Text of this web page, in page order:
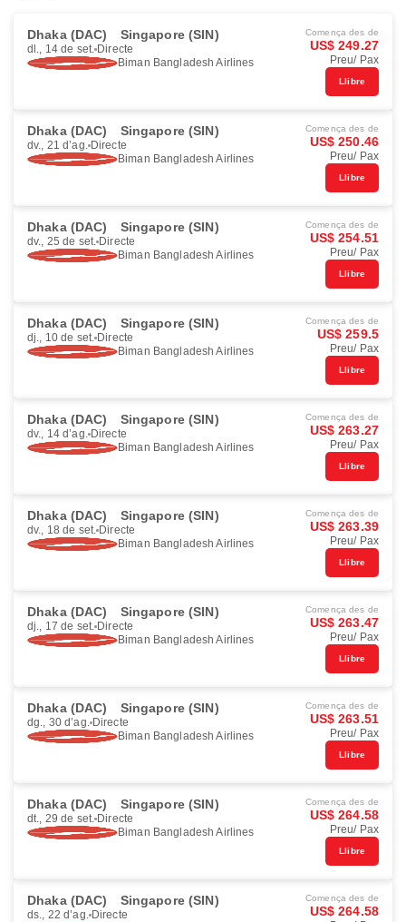
Dhaka (DAC) Singapore (SIN)
dl., 14 de set. Directe
Biman Bangladesh Airlines
Comença des de
US$ 249.27
Preu/ Pax
Llibre
Dhaka (DAC) Singapore (SIN)
dv., 21 d’ag. Directe
Biman Bangladesh Airlines
Comença des de
US$ 250.46
Preu/ Pax
Llibre
Dhaka (DAC) Singapore (SIN)
dv., 25 de set. Directe
Biman Bangladesh Airlines
Comença des de
US$ 254.51
Preu/ Pax
Llibre
Dhaka (DAC) Singapore (SIN)
dj., 10 de set. Directe
Biman Bangladesh Airlines
Comença des de
US$ 259.5
Preu/ Pax
Llibre
Dhaka (DAC) Singapore (SIN)
dv., 14 d’ag. Directe
Biman Bangladesh Airlines
Comença des de
US$ 263.27
Preu/ Pax
Llibre
Dhaka (DAC) Singapore (SIN)
dv., 18 de set. Directe
Biman Bangladesh Airlines
Comença des de
US$ 263.39
Preu/ Pax
Llibre
Dhaka (DAC) Singapore (SIN)
dj., 17 de set. Directe
Biman Bangladesh Airlines
Comença des de
US$ 263.47
Preu/ Pax
Llibre
Dhaka (DAC) Singapore (SIN)
dg., 30 d’ag. Directe
Biman Bangladesh Airlines
Comença des de
US$ 263.51
Preu/ Pax
Llibre
Dhaka (DAC) Singapore (SIN)
dt., 29 de set. Directe
Biman Bangladesh Airlines
Comença des de
US$ 264.58
Preu/ Pax
Llibre
Dhaka (DAC) Singapore (SIN)
ds., 22 d’ag. Directe
Comença des de
US$ 264.58